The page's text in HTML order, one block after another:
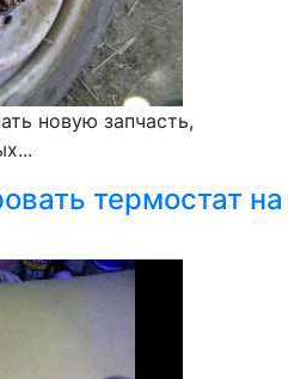
новую запчасть,
термостат на